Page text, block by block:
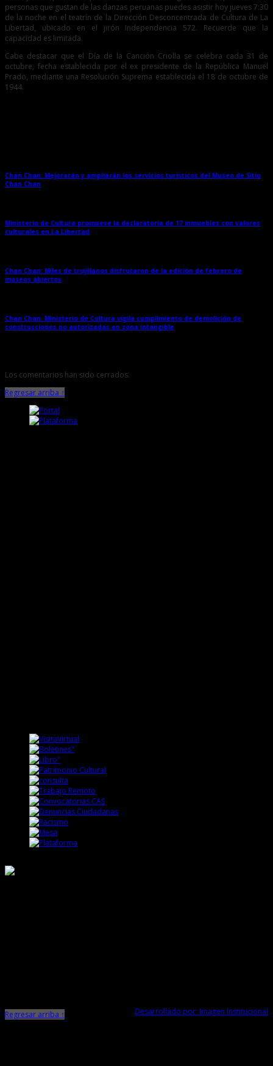
personas que gustan de las danzas peruanas puedes asistir hoy jueves 7:30
de la noche en el teatrín de la Dirección Desconcentrada de Cultura de La
Libertad, ubicado en el jirón Independencia 572. Recuerde que la
capacidad es limitada.
Cabe destacar que el Día de la Canción Criolla se celebra cada 31 de
octubre, fecha establecida por el ex presidente de la República Manuel
Prado, mediante una Resolución Suprema establecida el 18 de octubre de
1944.
Chan Chan: Mejorarán y ampliarán los servicios turísticos del Museo de Sitio
Chan Chan
Ministerio de Cultura promueve la declaratoria de 17 inmuebles con valores
culturales en La Libertad
Chan Chan: Miles de trujillanos disfrutaron de la edición de febrero de
museos abiertos
Chan Chan: Ministerio de Cultura vigila cumplimiento de demolición de
construcciones no autorizadas en zona intangible
Los comentarios han sido cerrados.
Regresar arriba ↑
Desarrollado por: Imagen Institucional
Regresar arriba ↑